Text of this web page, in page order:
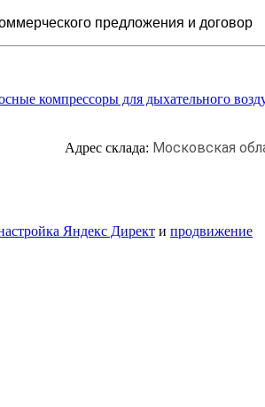
предложения и договор
компрессоры для дыхательного
Адрес склада: Московская
Яндекс Директ и продвижение